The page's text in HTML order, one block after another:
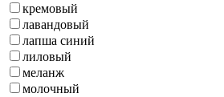
кремовый
лавандовый
лапша синий
лиловый
меланж
молочный